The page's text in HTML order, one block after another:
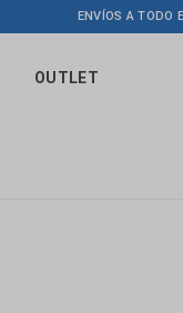
OUTLET
ENVÍOS A TODO EL